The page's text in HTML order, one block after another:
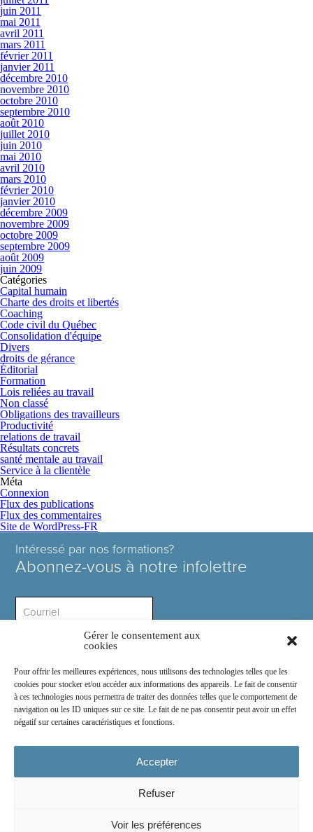
Gérer le consentement aux
cookies
Pour offrir les meilleures expériences, nous utilisons des technologies telles que les
cookies pour stocker et/ou accéder aux informations des appareils. Le fait de consentir
à ces technologies nous permettra de traiter des données telles que le comportement de
navigation ou les ID uniques sur ce site. Le fait de ne pas consentir peut avoir un effet
négatif sur certaines caractéristiques et fonctions.
Accepter
Refuser
Voir les préférences
juin 2011
mai 2011
avril 2011
mars 2011
février 2011
janvier 2011
décembre 2010
novembre 2010
octobre 2010
septembre 2010
août 2010
juillet 2010
juin 2010
mai 2010
avril 2010
mars 2010
février 2010
janvier 2010
décembre 2009
novembre 2009
octobre 2009
septembre 2009
août 2009
juin 2009
Catégories
Capital humain
Charte des droits et libertés
Coaching
Code civil du Québec
Consolidation d'équipe
Divers
droits de gérance
Éditorial
Formation
Lois reliées au travail
Non classé
Obligations des travailleurs
Productivité
relations de travail
Résultats concrets
santé mentale au travail
Service à la clientèle
Méta
Connexion
Flux des publications
Flux des commentaires
Site de WordPress-FR
Intéressé par nos formations?
Abonnez-vous à notre infolettre